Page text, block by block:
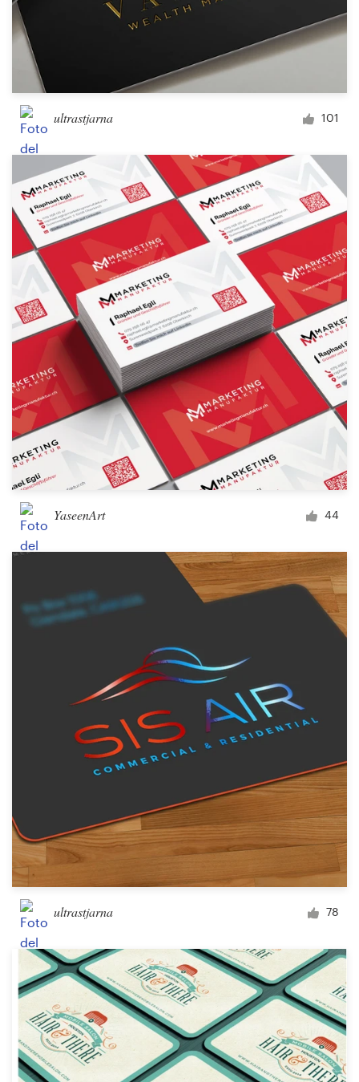
ultrastjarna 101
YaseenArt 44
ultrastjarna 78